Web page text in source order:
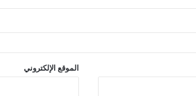
الموقع الإلكتروني